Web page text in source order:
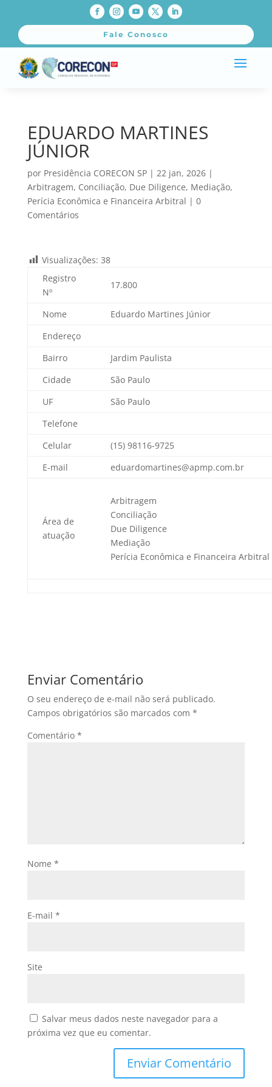
Fale Conosco
EDUARDO MARTINES
JÚNIOR
por Presidência CORECON SP| 22 jan, 2026|
Arbitragem, Conciliação, Due Diligence, Mediação,
Perícia Econômica e Financeira Arbitral | 0
Comentários
Visualizações: 38
Registro
Nº
17.800
Nome
Eduardo Martines Júnior
Endereço
Bairro
Jardim Paulista
Cidade
São Paulo
UF
São Paulo
Telefone
Celular
(15) 98116-9725
E-mail
eduardomartines@apmp.com.br
Área de
atuação
Arbitragem
Conciliação
Due Diligence
Mediação
Perícia Econômica e Financeira Arbitral
Enviar Comentário
O seu endereço de e-mail não será publicado.
Campos obrigatórios são marcados com *
Comentário *
Nome *
E-mail *
Site
Salvar meus dados neste navegador para a
próxima vez que eu comentar.